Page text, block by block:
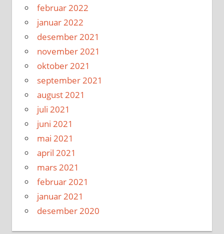
februar 2022
januar 2022
desember 2021
november 2021
oktober 2021
september 2021
august 2021
juli 2021
juni 2021
mai 2021
april 2021
mars 2021
februar 2021
januar 2021
desember 2020